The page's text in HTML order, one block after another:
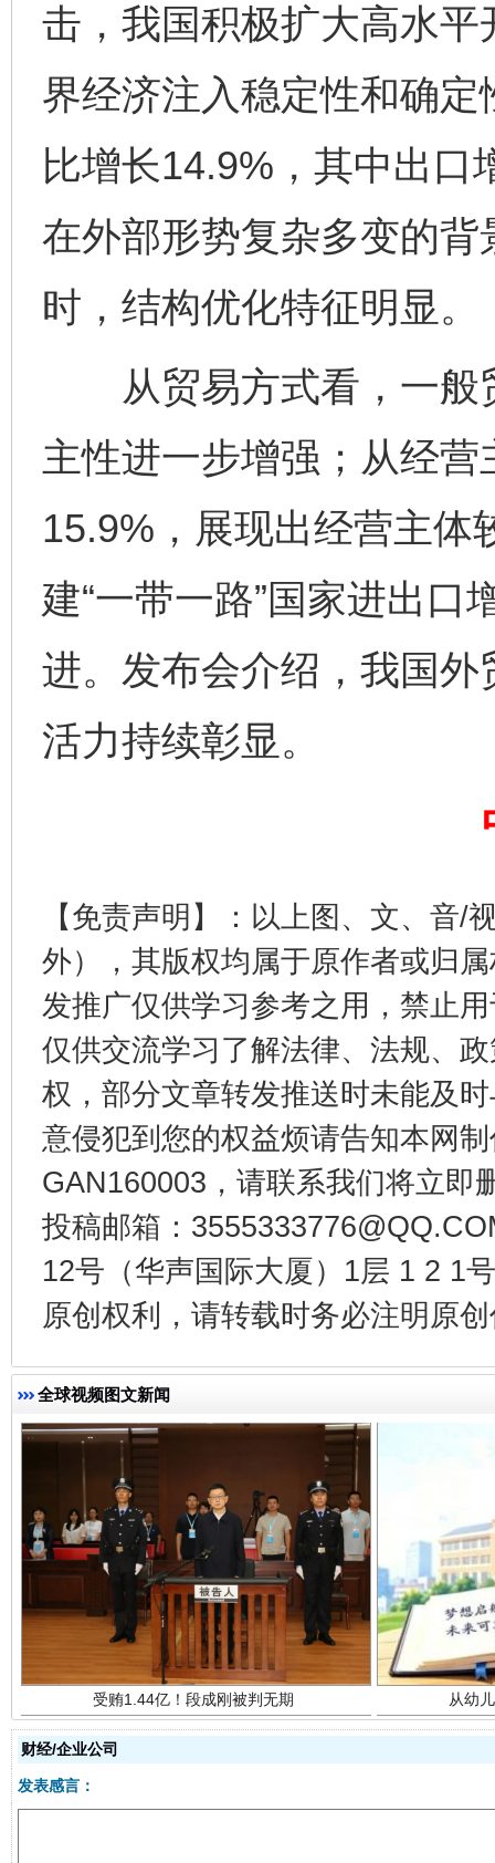
击，我国积极扩大高水
界经济注入稳定性和确
比增长14.9%，其中出
在外部形势复杂多变的
时，结构优化特征明显。
从贸易方式看，一般
主性进一步增强；从经
15.9%，展现出经营主体
建“一带一路”国家进出
进。发布会介绍，我国
活力持续彰显。
【免责声明】：以上图、文、音/
外），其版权均属于原作者或归
发推广仅供学习参考之用，禁止
仅供交流学习了解法律、法规、
权，部分文章转发推送时未能及
意侵犯到您的权益烦请告知本网
GAN160003，请联系我们将立即
投稿邮箱：
12号（华声国际大厦）1层 1 2 1
原创权利，请转载时务必注明原
全球视频图文新闻
完善运行机制助力责任有效落实 一纸欠
东山县通报“牛蛙产品抗生素超标问题”
千年窑火 生生不息
揭开“小金库”的免责幌子
受贿1.44亿！段成刚被判无期 从幼
财经/企业公司
发表感言：